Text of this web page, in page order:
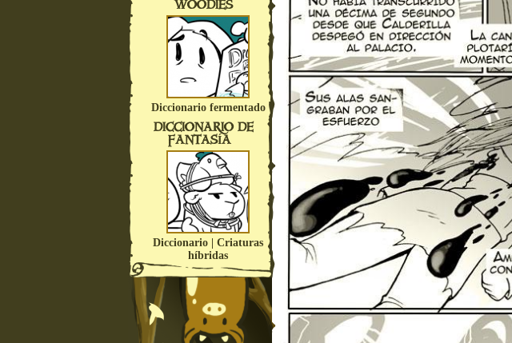
WOODIES
Diccionario fermentado
DICCIONARIO DE
FANTASÍA
Diccionario | Criaturas
híbridas